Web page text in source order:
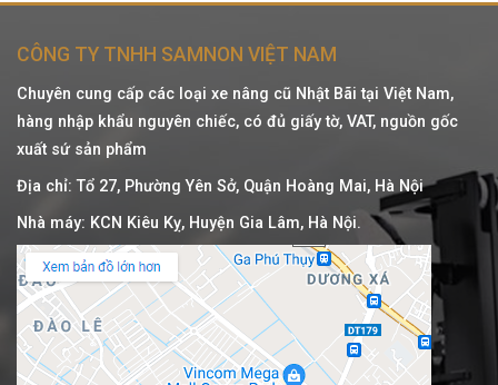
CÔNG TY TNHH SAMNON VIỆT NAM
Chuyên cung cấp các loại xe nâng cũ Nhật Bãi tại Việt Nam,
hàng nhập khẩu nguyên chiếc, có đủ giấy tờ, VAT, nguồn gốc
xuất sứ sản phẩm
Địa chỉ: Tổ 27, Phường Yên Sở, Quận Hoàng Mai, Hà Nội
Nhà máy: KCN Kiêu Kỵ, Huyện Gia Lâm, Hà Nội.